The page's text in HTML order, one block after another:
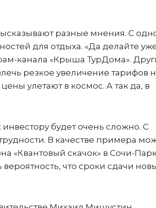
разные мнения. С
для отдыха. «Да делайте
канала «Крыша ТурДома».
резкое увеличение тарифов
улетают в космос. А так да, в
будет очень сложно. С
В качестве примера
«Квантовый скачок» в Сочи-
вероятность, что сроки сдачи